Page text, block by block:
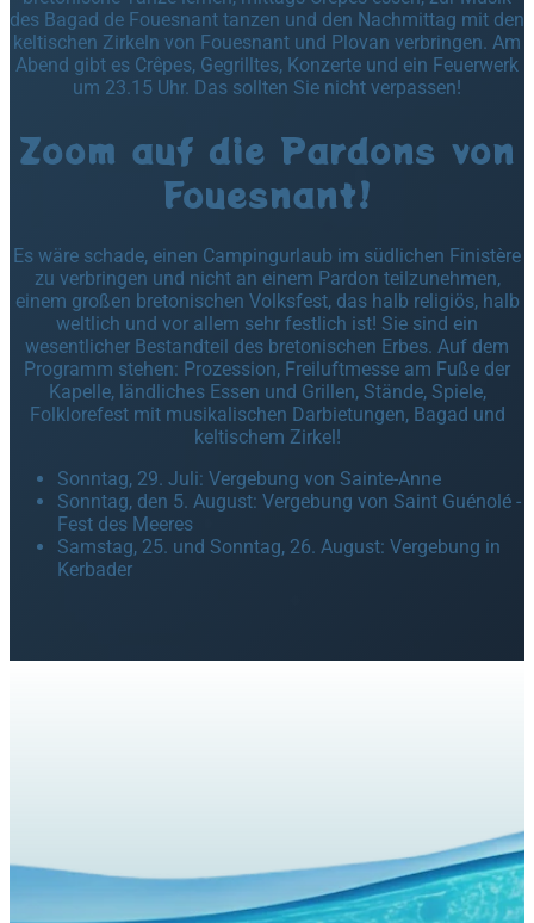
des Bagad de Fouesnant tanzen und den Nachmittag mit den
keltischen Zirkeln von Fouesnant und Plovan verbringen. Am
Abend gibt es Crêpes, Gegrilltes, Konzerte und ein Feuerwerk
um 23.15 Uhr. Das sollten Sie nicht verpassen!
Zoom auf die Pardons von
Fouesnant!
Es wäre schade, einen Campingurlaub im südlichen Finistère
zu verbringen und nicht an einem Pardon teilzunehmen,
einem großen bretonischen Volksfest, das halb religiös, halb
weltlich und vor allem sehr festlich ist! Sie sind ein
wesentlicher Bestandteil des bretonischen Erbes. Auf dem
Programm stehen: Prozession, Freiluftmesse am Fuße der
Kapelle, ländliches Essen und Grillen, Stände, Spiele,
Folklorefest mit musikalischen Darbietungen, Bagad und
keltischem Zirkel!
Sonntag, 29. Juli: Vergebung von Sainte-Anne
Sonntag, den 5. August: Vergebung von Saint Guénolé -
Fest des Meeres
Samstag, 25. und Sonntag, 26. August: Vergebung in
Kerbader